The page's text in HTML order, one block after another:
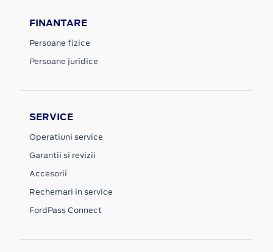
FINANTARE
Persoane fizice
Persoane juridice
SERVICE
Operatiuni service
Garantii si revizii
Accesorii
Rechemari in service
FordPass Connect